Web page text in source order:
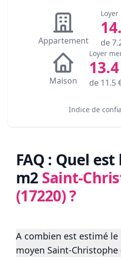
Appartement de
Maison
Loyer
13.4
de 11.5
Indice de
FAQ : Quel
m2Saint-
(17220)?
A combien est estimé le
moyen Saint-Christophe